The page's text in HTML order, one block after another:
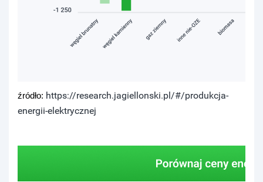
źródło: https://research.jagiellonski.pl/#/produkcja-
energii-elektrycznej